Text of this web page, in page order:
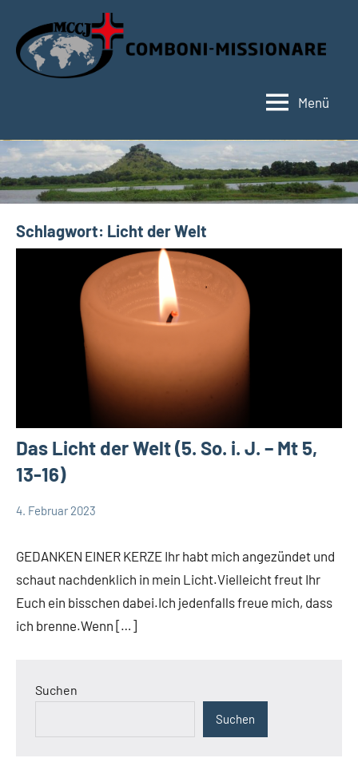
Inhalt
springen
Menü
Schlagwort: Licht der Welt
Das Licht der Welt (5. So. i. J. – Mt 5,
13-16)
spirituelles
Weltweit
4. Februar 2023
GEDANKEN EINER KERZE Ihr habt mich angezündet und
schaut nachdenklich in mein Licht.Vielleicht freut Ihr
Euch ein bisschen dabei.Ich jedenfalls freue mich, dass
ich brenne.Wenn […]
Suchen
Suchen